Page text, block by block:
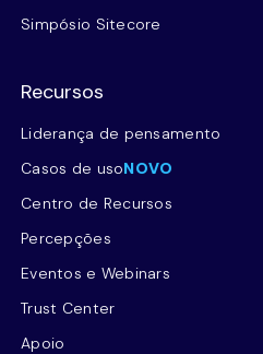
Simpósio Sitecore
Recursos
Liderança de pensamento
Casos de usoNOVO
Centro de Recursos
Percepções
Eventos e Webinars
Trust Center
Apoio